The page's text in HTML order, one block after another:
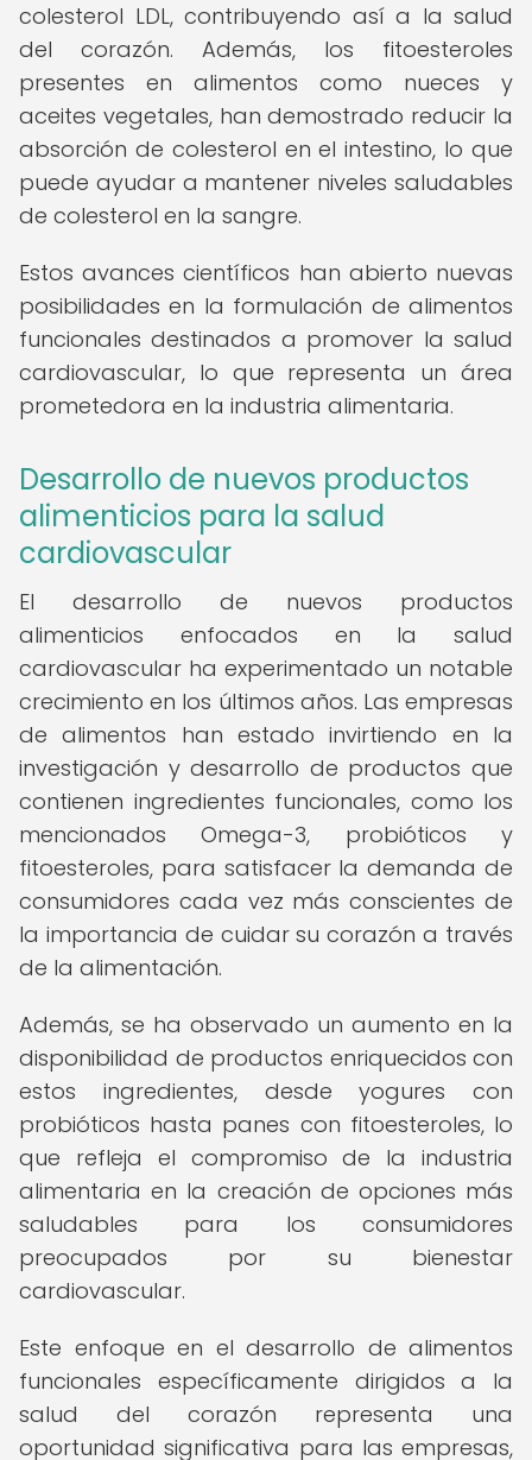
colesterol LDL, contribuyendo así a la salud
del corazón. Además, los fitoesteroles
presentes en alimentos como nueces y
aceites vegetales, han demostrado reducir la
absorción de colesterol en el intestino, lo que
puede ayudar a mantener niveles saludables
de colesterol en la sangre.
Estos avances científicos han abierto nuevas
posibilidades en la formulación de alimentos
funcionales destinados a promover la salud
cardiovascular, lo que representa un área
prometedora en la industria alimentaria.
Desarrollo de nuevos productos
alimenticios para la salud
cardiovascular
El desarrollo de nuevos productos
alimenticios enfocados en la salud
cardiovascular ha experimentado un notable
crecimiento en los últimos años. Las empresas
de alimentos han estado invirtiendo en la
investigación y desarrollo de productos que
contienen ingredientes funcionales, como los
mencionados Omega-3, probióticos y
fitoesteroles, para satisfacer la demanda de
consumidores cada vez más conscientes de
la importancia de cuidar su corazón a través
de la alimentación.
Además, se ha observado un aumento en la
disponibilidad de productos enriquecidos con
estos ingredientes, desde yogures con
probióticos hasta panes con fitoesteroles, lo
que refleja el compromiso de la industria
alimentaria en la creación de opciones más
saludables para los consumidores
preocupados por su bienestar
cardiovascular.
Este enfoque en el desarrollo de alimentos
funcionales específicamente dirigidos a la
salud del corazón representa una
oportunidad significativa para las empresas,